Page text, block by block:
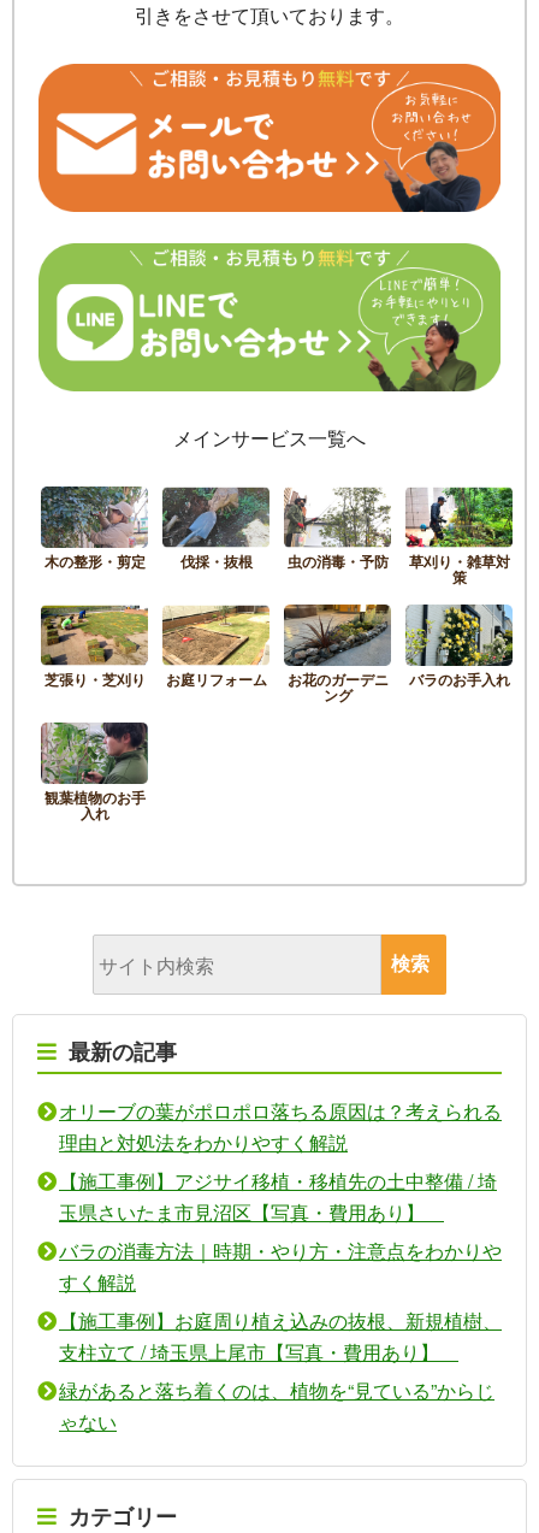
引きをさせて頂いております。
メインサービス一覧へ
木の整形・剪定 伐採・抜根 虫の消毒・予防 草刈り・雑草対
策
芝張り・芝刈り お庭リフォーム お花のガーデニ
ング
バラのお手入れ
観葉植物のお手
入れ
最新の記事
オリーブの葉がポロポロ落ちる原因は？考えられる
理由と対処法をわかりやすく解説
【施工事例】アジサイ移植・移植先の土中整備 / 埼
玉県さいたま市見沼区【写真・費用あり】
バラの消毒方法｜時期・やり方・注意点をわかりや
すく解説
【施工事例】お庭周り植え込みの抜根、新規植樹、
支柱立て / 埼玉県上尾市【写真・費用あり】
緑があると落ち着くのは、植物を“見ている”からじ
ゃない
カテゴリー